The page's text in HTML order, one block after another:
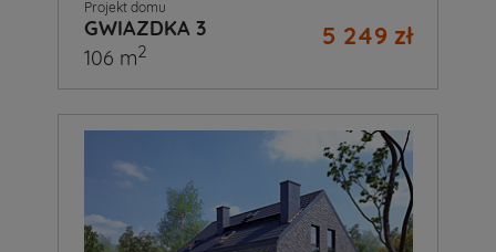
Projekt domu
GWIAZDKA 3 5 249 zł
106 m2